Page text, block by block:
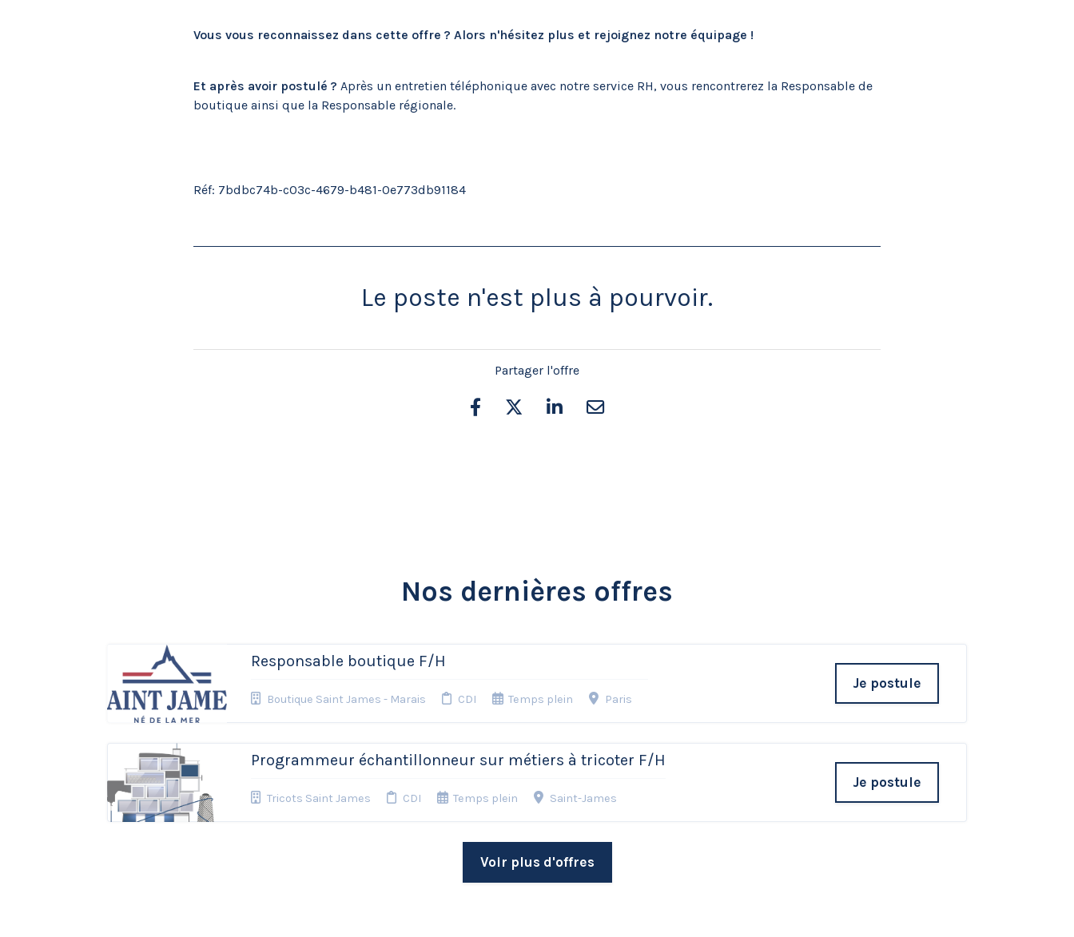
Vous vous reconnaissez dans cette offre ? Alors n'hésitez plus et rejoignez notre équipage !
Et après avoir postulé ? Après un entretien téléphonique avec notre service RH, vous rencontrerez la Responsable de
boutique ainsi que la Responsable régionale.
Réf: 7bdbc74b-c03c-4679-b481-0e773db91184
Le poste n'est plus à pourvoir.
Partager l'offre
Nos dernières offres
Responsable boutique F/H
Boutique Saint James - Marais CDI Temps plein Paris
Je postule
Programmeur échantillonneur sur métiers à tricoter F/H
Tricots Saint James CDI Temps plein Saint-James
Je postule
Voir plus d'offres